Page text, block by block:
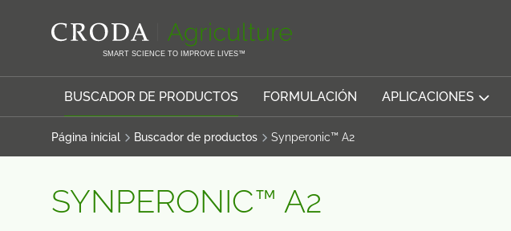
SMART SCIENCE TO IMPROVE LIVES™
BUSCADOR DE PRODUCTOS FORMULACIÓN APLICACIONES
Página inicial Buscador de productos Synperonic™ A2
SYNPERONIC™ A2